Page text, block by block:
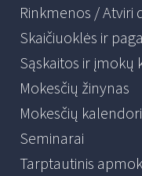
Rinkmenos / Atviri
Skaičiuoklės ir
Sąskaitos ir įmokų
Mokesčių žinynas
Mokesčių
Seminarai
Tarptautinis